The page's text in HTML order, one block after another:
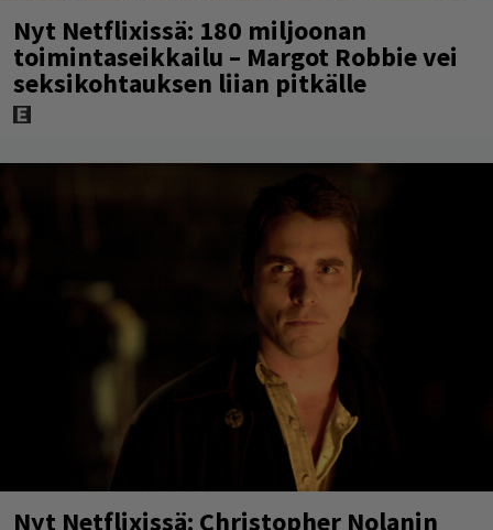
Nyt Netflixissä: 180 miljoonan
toimintaseikkailu – Margot Robbie vei
seksikohtauksen liian pitkälle
Nyt Netflixissä: Christopher Nolanin